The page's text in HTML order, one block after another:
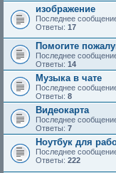
изображение
Последнее
Ответы: 17
Помогите
Последнее
Ответы: 14
Музыка в чате
Последнее
Ответы: 8
Видеокарта
Последнее
Ответы: 7
Ноутбук для
Последнее
Ответы: 222